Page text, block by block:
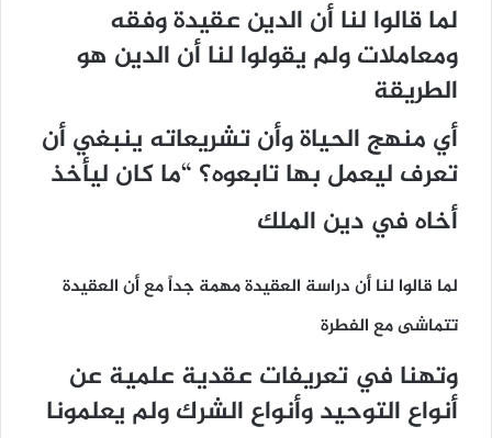
لما قالوا لنا أن الدين عقيدة وفقه
ومعاملات ولم يقولوا لنا أن الدين هو
الطريقة
أي منهج الحياة وأن تشريعاته ينبغي أن
تعرف ليعمل بها تابعوه؟ “ما كان ليأخذ
أخاه في دين الملك
لما قالوا لنا أن دراسة العقيدة مهمة جداً مع أن العقيدة
تتماشى مع الفطرة
وتهنا في تعريفات عقدية علمية عن
أنواع التوحيد وأنواع الشرك ولم يعلمونا